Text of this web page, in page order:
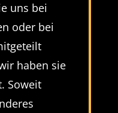
uns bei
oder bei
haben sie
Soweit